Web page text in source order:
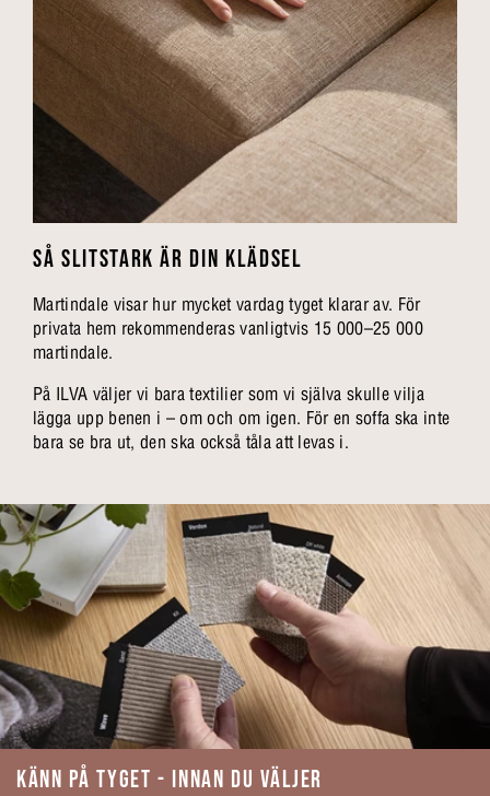
SÅ SLITSTARK ÄR DIN KLÄDSEL
Martindale visar hur mycket vardag tyget klarar av. För
privata hem rekommenderas vanligtvis 15 000–25 000
martindale.
På ILVA väljer vi bara textilier som vi själva skulle vilja
lägga upp benen i – om och om igen. För en soffa ska inte
bara se bra ut, den ska också tåla att levas i.
KÄNN PÅ TYGET - INNAN DU VÄLJER